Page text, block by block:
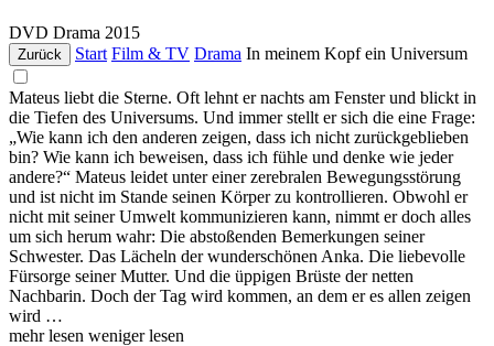
DVD Drama 2015
Zurück Start Film & TV Drama In meinem Kopf ein Universum
Mateus liebt die Sterne. Oft lehnt er nachts am Fenster und blickt in
die Tiefen des Universums. Und immer stellt er sich die eine Frage:
„Wie kann ich den anderen zeigen, dass ich nicht zurückgeblieben
bin? Wie kann ich beweisen, dass ich fühle und denke wie jeder
andere?“ Mateus leidet unter einer zerebralen Bewegungsstörung
und ist nicht im Stande seinen Körper zu kontrollieren. Obwohl er
nicht mit seiner Umwelt kommunizieren kann, nimmt er doch alles
um sich herum wahr: Die abstoßenden Bemerkungen seiner
Schwester. Das Lächeln der wunderschönen Anka. Die liebevolle
Fürsorge seiner Mutter. Und die üppigen Brüste der netten
Nachbarin. Doch der Tag wird kommen, an dem er es allen zeigen
wird …
mehr lesen weniger lesen